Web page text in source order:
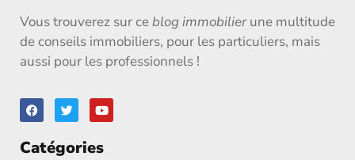
Vous trouverez sur ceblog immobilierune multitude
de conseils immobiliers, pour les particuliers, mais
aussi pour les professionnels !
Catégories